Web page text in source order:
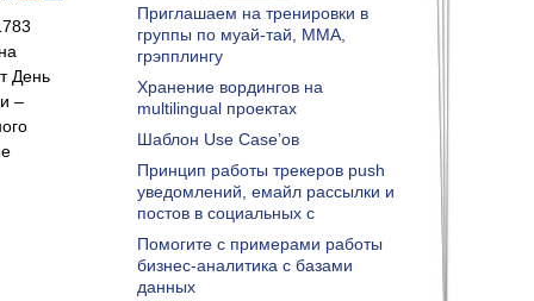
День
–
Приглашаем на тренировки в
группы по муай-тай, ММА,
грэпплингу
Хранение вордингов на
multilingual проектах
Шаблон Use Case’ов
Принцип работы трекеров push
уведомлений, емайл рассылки и
постов в социальных с
Помогите с примерами работы
бизнес-аналитика с базами
данных